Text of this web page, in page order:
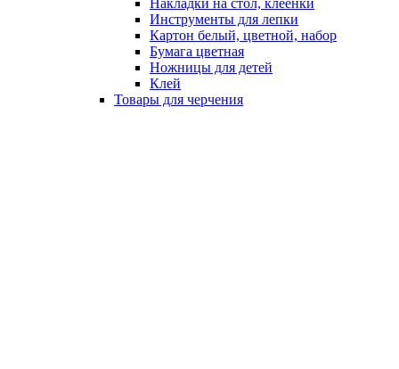
Накладки на стол, клеёнки
Инструменты для лепки
Картон белый, цветной, набор
Бумага цветная
Ножницы для детей
Клей
Товары для черчения